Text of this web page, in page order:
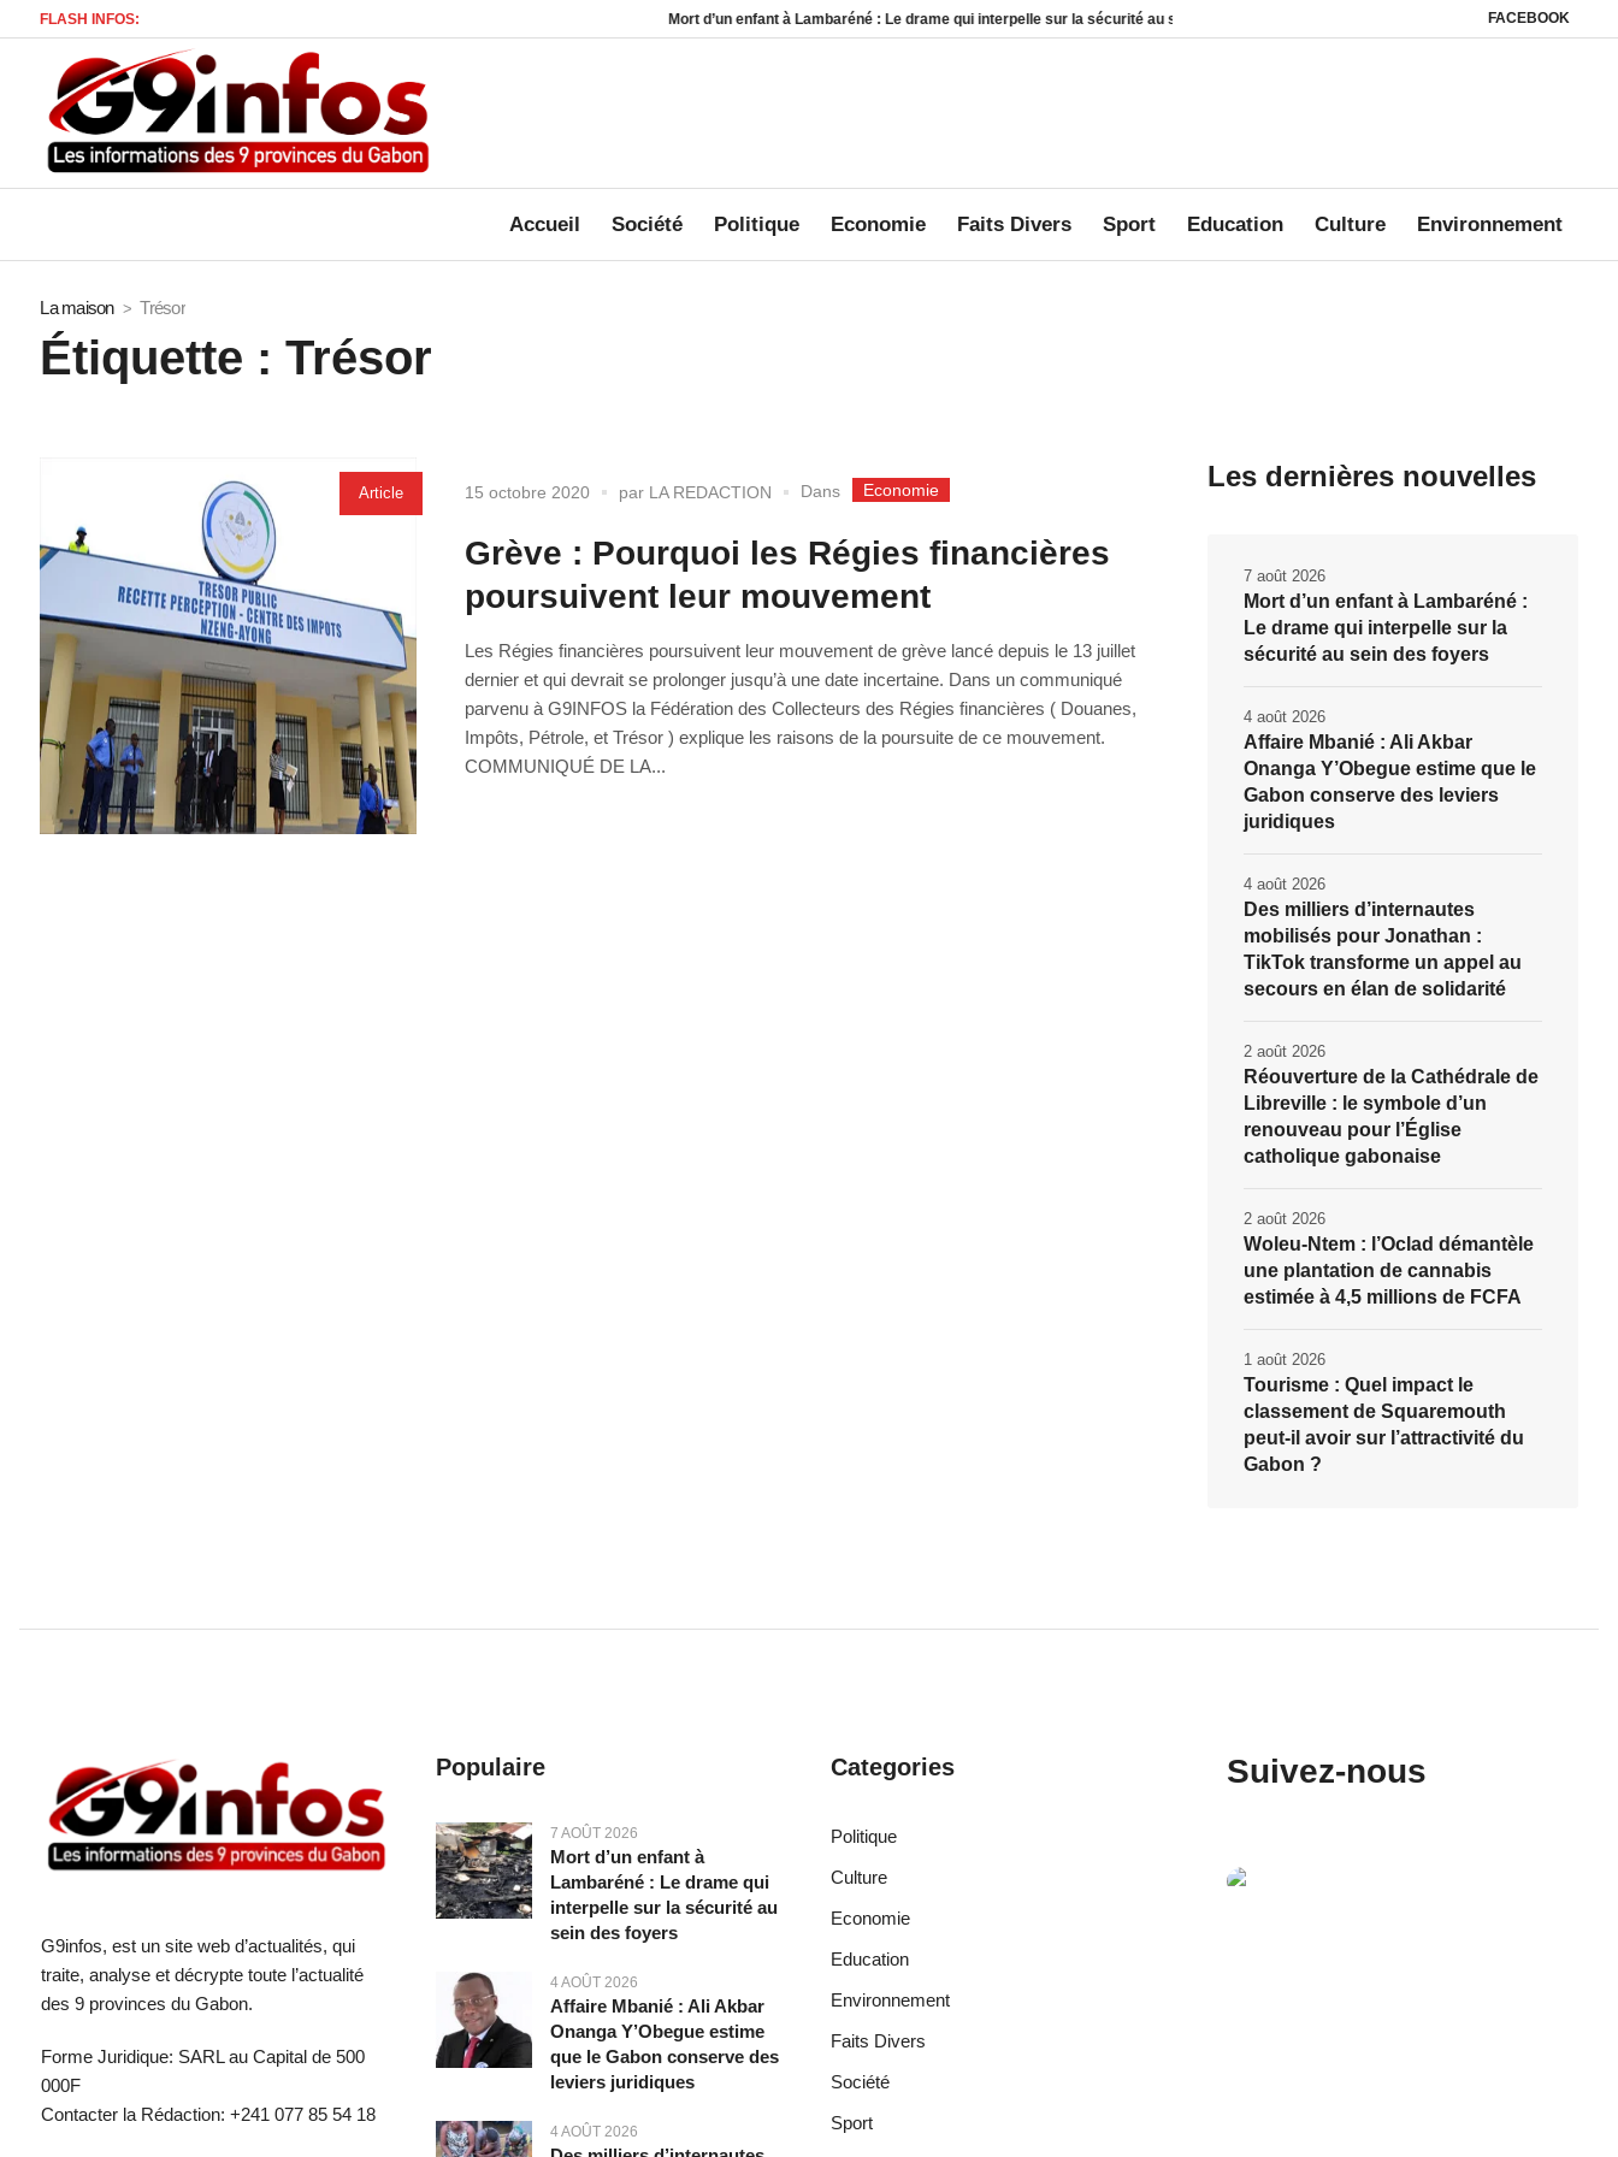
FACEBOOK
FLASH INFOS: Mort d’un enfant à Lambaréné : Le drame qui interpelle sur la sécurité au sein des foyers Affaire Mbanié : Ali Akbar Onanga Y’Obegue
Accueil Société Politique Economie Faits Divers Sport Education Culture Environnement
La maison Trésor
Étiquette :Trésor
Article 15 octobre 2020 par LA REDACTION Dans Economie
Grève : Pourquoi les Régies financières
poursuivent leur mouvement
Les Régies financières poursuivent leur mouvement de grève lancé depuis le 13 juillet
dernier et qui devrait se prolonger jusqu’à une date incertaine. Dans un communiqué
parvenu à G9INFOS la Fédération des Collecteurs des Régies financières ( Douanes,
Impôts, Pétrole, et Trésor ) explique les raisons de la poursuite de ce mouvement.
COMMUNIQUÉ DE LA...
Les dernières nouvelles
Mort d’un enfant à Lambaréné :
Le drame qui interpelle sur la
sécurité au sein des foyers
7 août 2026
Affaire Mbanié : Ali Akbar
Onanga Y’Obegue estime que le
Gabon conserve des leviers
juridiques
4 août 2026
Des milliers d’internautes
mobilisés pour Jonathan :
TikTok transforme un appel au
secours en élan de solidarité
4 août 2026
Réouverture de la Cathédrale de
Libreville : le symbole d’un
renouveau pour l’Église
catholique gabonaise
2 août 2026
Woleu-Ntem : l’Oclad démantèle
une plantation de cannabis
estimée à 4,5 millions de FCFA
2 août 2026
Tourisme : Quel impact le
classement de Squaremouth
peut-il avoir sur l’attractivité du
Gabon ?
1 août 2026
G9infos, est un site web d’actualités, qui
traite, analyse et décrypte toute l’actualité
des 9 provinces du Gabon.
Forme Juridique: SARL au Capital de 500
000F
Contacter la Rédaction: +241 077 85 54 18
Populaire
7 AOÛT 2026
Mort d’un enfant à
Lambaréné : Le drame qui
interpelle sur la sécurité au
sein des foyers
4 AOÛT 2026
Affaire Mbanié : Ali Akbar
Onanga Y’Obegue estime
que le Gabon conserve des
leviers juridiques
4 AOÛT 2026
Categories
Politique
Culture
Economie
Education
Environnement
Faits Divers
Société
Sport
Suivez-nous